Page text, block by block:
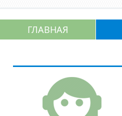
ГЛАВНАЯ